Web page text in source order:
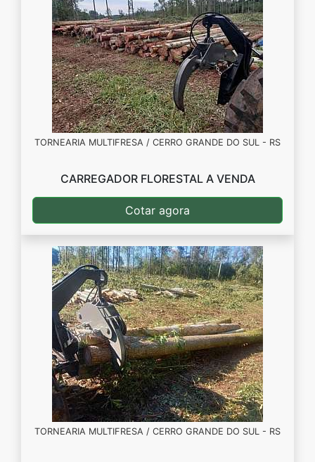
TORNEARIA MULTIFRESA / CERRO GRANDE DO SUL - RS
CARREGADOR FLORESTAL A VENDA
Cotar agora
TORNEARIA MULTIFRESA / CERRO GRANDE DO SUL - RS